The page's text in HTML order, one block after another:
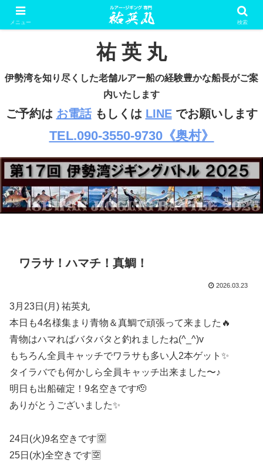
ルアー・ジギング専門 遊漁船
祐 英 丸
伊勢湾を知り尽くした老舗ルアー船の経験豊かな船長がご案
内いたします
ご予約は お電話もしくは LINEでお願いします
TEL.090-3550-9730《奥村》
ワラサ！ハマチ！真鯛！
2026.03.23
3月23日(月) 祐英丸
本日も4名様集まり青物＆真鯛で頑張って来ました🔥
青物はハマればバタバタと釣れましたね(^_^)v
もちろん全員キャッチでワラサも多い人2本ゲット✨
タイラバでも何かしら全員キャッチ出来ました〜♪
明日も出船確定！9名空きです🫡
ありがとうございました✨
24日(火)9名空きです🈳
25日(水)全空きです🈳
メニュー 検索